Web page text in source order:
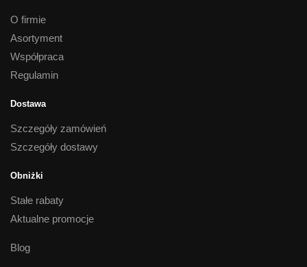
O firmie
Asortyment
Współpraca
Regulamin
Dostawa
Szczegóły zamówień
Szczegóły dostawy
Obniżki
Stałe rabaty
Aktualne promocje
Blog